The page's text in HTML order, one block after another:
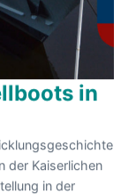
in
der Kaiserlichen
in der